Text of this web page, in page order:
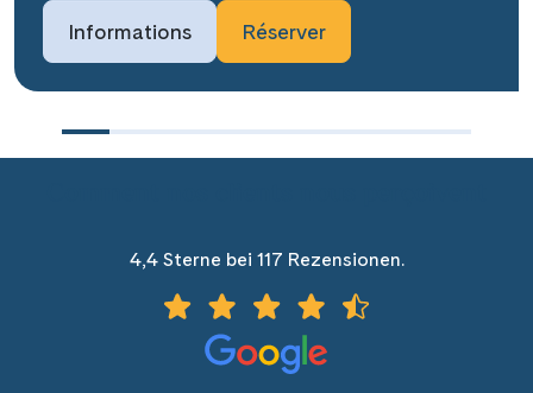
Informations Réserver
4,4 Sterne bei 117 Rezensionen.